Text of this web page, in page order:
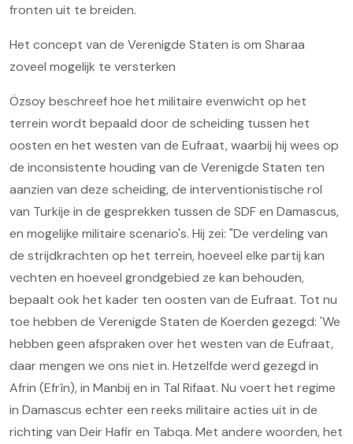
fronten uit te breiden.
Het concept van de Verenigde Staten is om Sharaa
zoveel mogelijk te versterken
Özsoy beschreef hoe het militaire evenwicht op het
terrein wordt bepaald door de scheiding tussen het
oosten en het westen van de Eufraat, waarbij hij wees op
de inconsistente houding van de Verenigde Staten ten
aanzien van deze scheiding, de interventionistische rol
van Turkije in de gesprekken tussen de SDF en Damascus,
en mogelijke militaire scenario's. Hij zei: "De verdeling van
de strijdkrachten op het terrein, hoeveel elke partij kan
vechten en hoeveel grondgebied ze kan behouden,
bepaalt ook het kader ten oosten van de Eufraat. Tot nu
toe hebben de Verenigde Staten de Koerden gezegd: 'We
hebben geen afspraken over het westen van de Eufraat,
daar mengen we ons niet in. Hetzelfde werd gezegd in
Afrin (Efrîn), in Manbij en in Tal Rifaat. Nu voert het regime
in Damascus echter een reeks militaire acties uit in de
richting van Deir Hafir en Tabqa. Met andere woorden, het